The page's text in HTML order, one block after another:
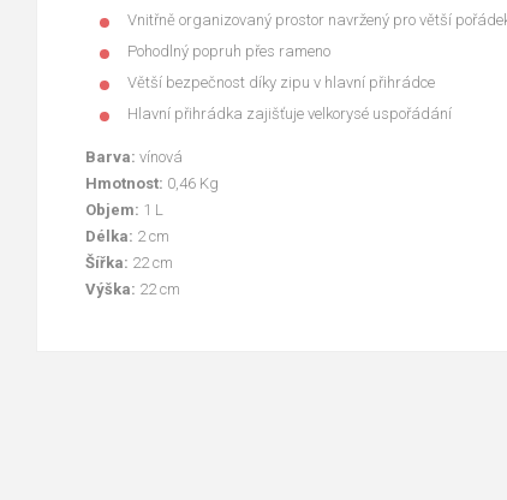
Vnitřně organizovaný prostor navržený pro větší
Pohodlný popruh přes rameno
Větší bezpečnost díky zipu v hlavní přihrádce
Hlavní přihrádka zajišťuje velkorysé uspořádání
Barva: vínová
Hmotnost: 0,46 Kg
Objem: 1 L
Délka: 2 cm
Šířka: 22 cm
Výška: 22 cm